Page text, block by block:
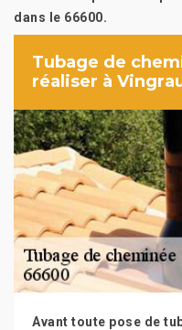
dans le 66600.
Tubage de
réaliser à
Avant toute pose de